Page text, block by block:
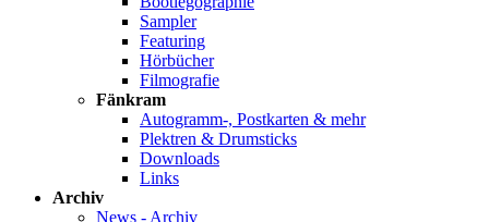
Sampler
Featuring
Hörbücher
Filmografie
Fänkram
Autogramm-, Postkarten & mehr
Plektren & Drumsticks
Downloads
Links
Archiv
News - Archiv